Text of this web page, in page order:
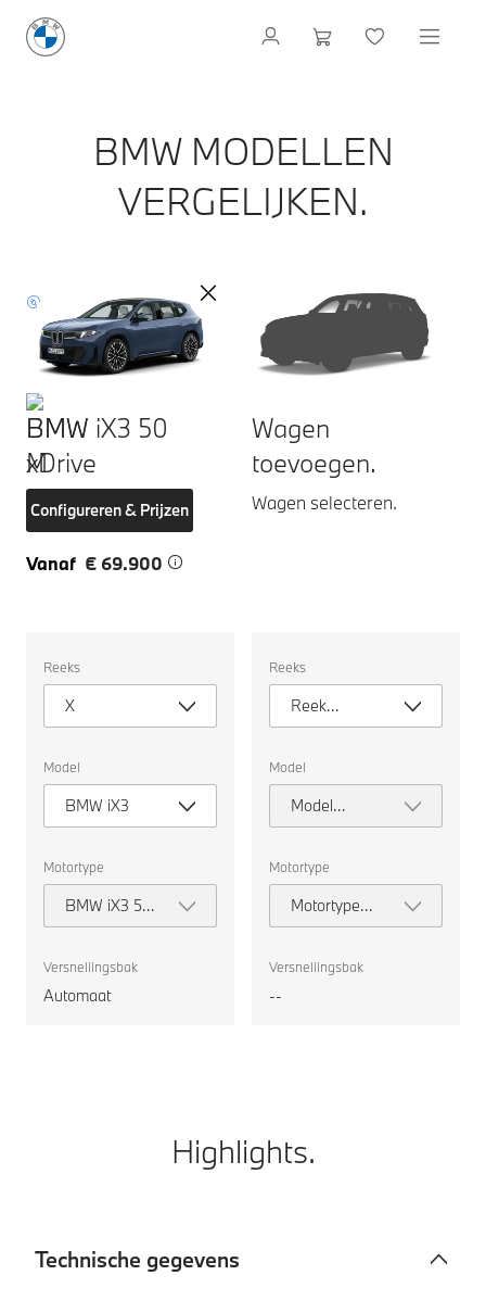
BMW MODELLEN
VERGELIJKEN.
BMW iX3 50
xDrive
Configureren & Prijzen
Vanaf € 69.900
selecteren.
Reeks
X
Model
BMW iX3
Motortype
BMW iX3 50
xDrive
Versnellingsbak
Automaat
Wagen
toevoegen.
Wagen selecteren.
selecteren.
Reeks
Reek
selecteren
Model
Model
selecteren
Motortype
Motortype
selecteren
Versnellingsbak
--
Highlights.
Technische gegevens